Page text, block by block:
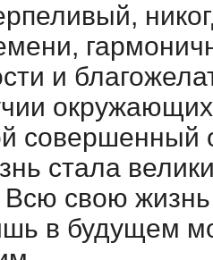
и
совершенный
стала
свою
в будущем